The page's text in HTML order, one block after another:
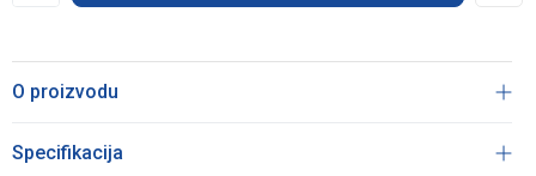
O proizvodu
Specifikacija